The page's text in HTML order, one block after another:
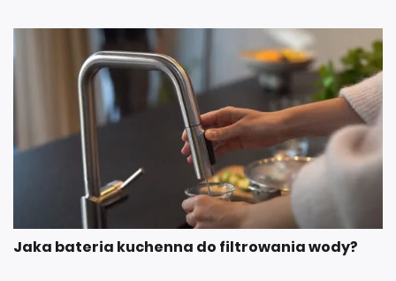
Jaka bateria kuchenna do filtrowania wody?